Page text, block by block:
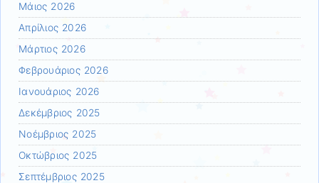
Μάιος 2026
Απρίλιος 2026
Μάρτιος 2026
Φεβρουάριος 2026
Ιανουάριος 2026
Δεκέμβριος 2025
Νοέμβριος 2025
Οκτώβριος 2025
Σεπτέμβριος 2025